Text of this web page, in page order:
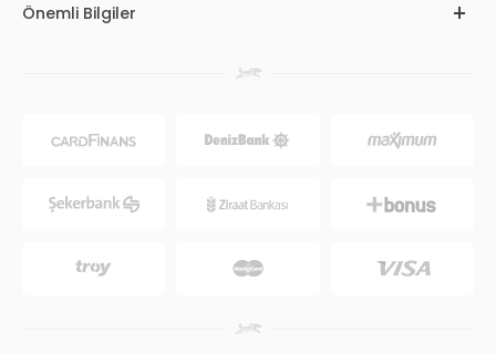
Önemli Bilgiler